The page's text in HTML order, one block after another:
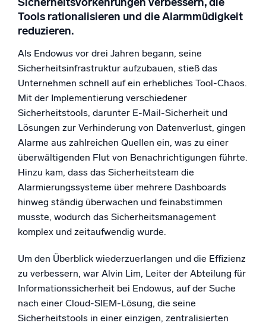
Tools rationalisieren und die Alarmmüdigkeit
reduzieren.
Als Endowus vor drei Jahren begann, seine
Sicherheitsinfrastruktur aufzubauen, stieß das
Unternehmen schnell auf ein erhebliches Tool-Chaos.
Mit der Implementierung verschiedener
Sicherheitstools, darunter E-Mail-Sicherheit und
Lösungen zur Verhinderung von Datenverlust, gingen
Alarme aus zahlreichen Quellen ein, was zu einer
überwältigenden Flut von Benachrichtigungen führte.
Hinzu kam, dass das Sicherheitsteam die
Alarmierungssysteme über mehrere Dashboards
hinweg ständig überwachen und feinabstimmen
musste, wodurch das Sicherheitsmanagement
komplex und zeitaufwendig wurde.
Um den Überblick wiederzuerlangen und die Effizienz
zu verbessern, war Alvin Lim, Leiter der Abteilung für
Informationssicherheit bei Endowus, auf der Suche
nach einer Cloud-SIEM-Lösung, die seine
Sicherheitstools in einer einzigen, zentralisierten